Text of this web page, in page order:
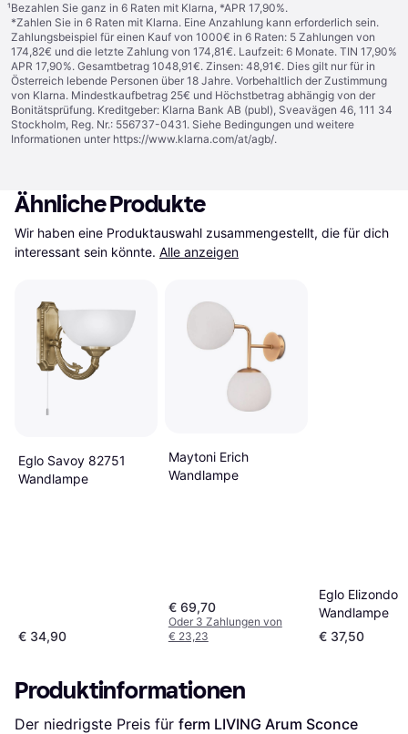
¹Bezahlen Sie ganz in 6 Raten mit Klarna, *APR 17,90%.
*Zahlen Sie in 6 Raten mit Klarna. Eine Anzahlung kann erforderlich sein.
Zahlungsbeispiel für einen Kauf von 1000€ in 6 Raten: 5 Zahlungen von
174,82€ und die letzte Zahlung von 174,81€. Laufzeit: 6 Monate. TIN 17,90%
APR 17,90%. Gesamtbetrag 1048,91€. Zinsen: 48,91€. Dies gilt nur für in
Österreich lebende Personen über 18 Jahre. Vorbehaltlich der Zustimmung
von Klarna. Mindestkaufbetrag 25€ und Höchstbetrag abhängig von der
Bonitätsprüfung. Kreditgeber: Klarna Bank AB (publ), Sveavägen 46, 111 34
Stockholm, Reg. Nr.: 556737-0431. Siehe Bedingungen und weitere
Informationen unter https://www.klarna.com/at/agb/.
Ähnliche Produkte
Wir haben eine Produktauswahl zusammengestellt, die für dich
interessant sein könnte. Alle anzeigen
Eglo Savoy 82751
Wandlampe
€ 34,90
Maytoni Erich
Wandlampe
€ 69,70
Oder 3 Zahlungen von
€ 23,23
Eglo Elizondo
Wandlampe
€ 37,50
Produktinformationen
Der niedrigste Preis für ferm LIVING Arum Sconce